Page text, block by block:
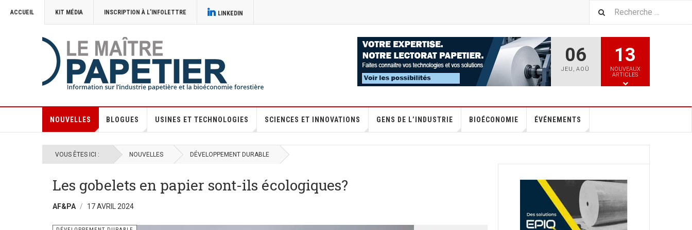
ACCUEIL KIT MÉDIA INSCRIPTION À L’INFOLETTRE LINKEDIN
06
JEU ,AOÛ
13
NOUVEAUX
ARTICLES
NOUVELLES BLOGUES USINES ET TECHNOLOGIES SCIENCES ET INNOVATIONS GENS DE L’INDUSTRIE BIOÉCONOMIE ÉVÉNEMENTS
VOUS ÊTES ICI : NOUVELLES DÉVELOPPEMENT DURABLE
Les gobelets en papier sont-ils écologiques?
AF&PA 17 AVRIL 2024